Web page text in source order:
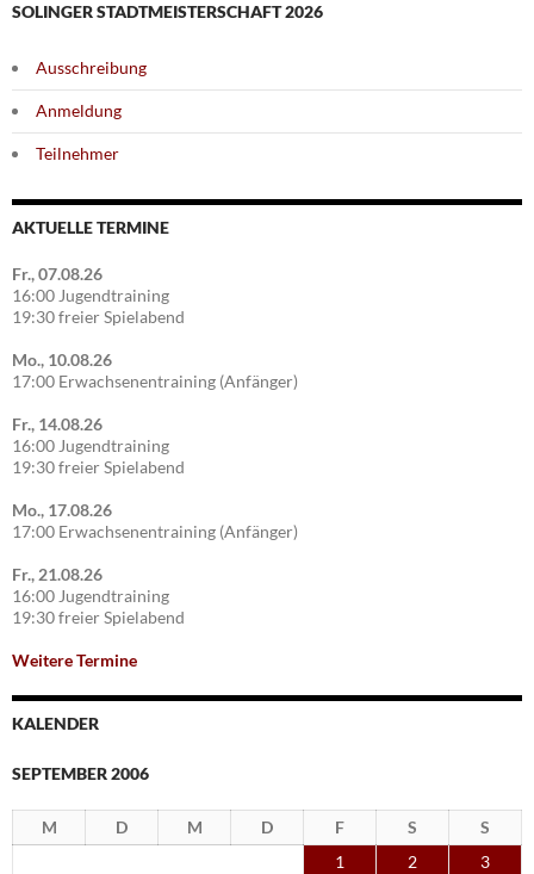
SOLINGER STADTMEISTERSCHAFT 2026
Ausschreibung
Anmeldung
Teilnehmer
AKTUELLE TERMINE
Fr., 07.08.26
16:00 Jugendtraining
19:30 freier Spielabend
Mo., 10.08.26
17:00 Erwachsenentraining (Anfänger)
Fr., 14.08.26
16:00 Jugendtraining
19:30 freier Spielabend
Mo., 17.08.26
17:00 Erwachsenentraining (Anfänger)
Fr., 21.08.26
16:00 Jugendtraining
19:30 freier Spielabend
Weitere Termine
KALENDER
SEPTEMBER 2006
M D M D F S
S
1
2
3